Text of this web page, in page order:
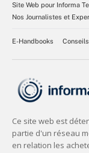
Site Web pour Informa
Nos Journalistes et
E-Handbooks